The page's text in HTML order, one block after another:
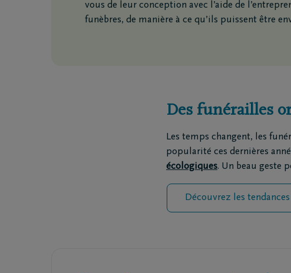
Questions
Je ne suis pas assuré(e)
Nos locations
Nos courtiers
vous de leur conception avec l’aide de
funèbres, de manière à ce qu’ils puissent être
Des funérailles
Les temps changent, les
popularité ces dernières
écologiques. Un beau geste
Découvrez les